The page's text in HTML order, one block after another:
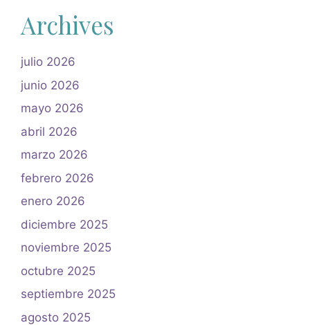
Archives
julio 2026
junio 2026
mayo 2026
abril 2026
marzo 2026
febrero 2026
enero 2026
diciembre 2025
noviembre 2025
octubre 2025
septiembre 2025
agosto 2025